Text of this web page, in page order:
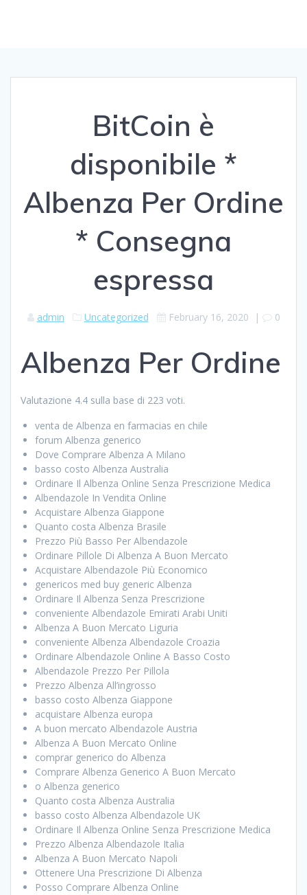
BitCoin è
disponibile *
Albenza Per Ordine
* Consegna
espressa
admin Uncategorized February 16, 2020 | 0
Albenza Per Ordine
Valutazione 4.4 sulla base di 223 voti.
venta de Albenza en farmacias en chile
forum Albenza generico
Dove Comprare Albenza A Milano
basso costo Albenza Australia
Ordinare Il Albenza Online Senza Prescrizione Medica
Albendazole In Vendita Online
Acquistare Albenza Giappone
Quanto costa Albenza Brasile
Prezzo Più Basso Per Albendazole
Ordinare Pillole Di Albenza A Buon Mercato
Acquistare Albendazole Più Economico
genericos med buy generic Albenza
Ordinare Il Albenza Senza Prescrizione
conveniente Albendazole Emirati Arabi Uniti
Albenza A Buon Mercato Liguria
conveniente Albenza Albendazole Croazia
Ordinare Albendazole Online A Basso Costo
Albendazole Prezzo Per Pillola
Prezzo Albenza All’ingrosso
basso costo Albenza Giappone
acquistare Albenza europa
A buon mercato Albendazole Austria
Albenza A Buon Mercato Online
comprar generico do Albenza
Comprare Albenza Generico A Buon Mercato
o Albenza generico
Quanto costa Albenza Australia
basso costo Albenza Albendazole UK
Ordinare Il Albenza Online Senza Prescrizione Medica
Prezzo Albenza Albendazole Italia
Albenza A Buon Mercato Napoli
Ottenere Una Prescrizione Di Albenza
Posso Comprare Albenza Online